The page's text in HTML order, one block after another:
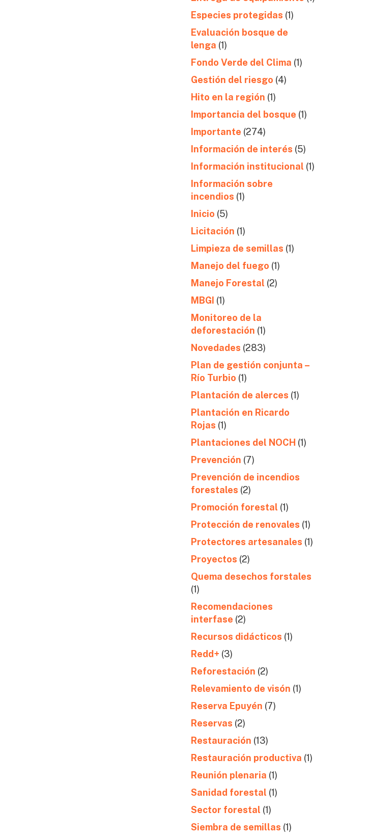
Especies protegidas (1)
Evaluación bosque de
lenga (1)
Fondo Verde del Clima (1)
Gestión del riesgo (4)
Hito en la región (1)
Importancia del bosque (1)
Importante (274)
Información de interés (5)
Información institucional (1)
Información sobre
incendios (1)
Inicio (5)
Licitación (1)
Limpieza de semillas (1)
Manejo del fuego (1)
Manejo Forestal (2)
MBGI (1)
Monitoreo de la
deforestación (1)
Novedades (283)
Plan de gestión conjunta –
Río Turbio (1)
Plantación de alerces (1)
Plantación en Ricardo
Rojas (1)
Plantaciones del NOCH (1)
Prevención (7)
Prevención de incendios
forestales (2)
Promoción forestal (1)
Protección de renovales (1)
Protectores artesanales (1)
Proyectos (2)
Quema desechos forstales
(1)
Recomendaciones
interfase (2)
Recursos didácticos (1)
Redd+ (3)
Reforestación (2)
Relevamiento de visón (1)
Reserva Epuyén (7)
Reservas (2)
Restauración (13)
Restauración productiva (1)
Reunión plenaria (1)
Sanidad forestal (1)
Sector forestal (1)
Siembra de semillas (1)